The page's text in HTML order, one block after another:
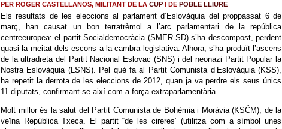
PER ROGER CASTELLANOS, MILITANT DE LA CUP I DE POBLE LLIURE
Els resultats de les eleccions al parlament d’Eslovàquia del proppassat 6 de
març, han causat un bon terratrèmol a l’arc parlamentari de la república
centreeuropea: el partit Socialdemocràcia (SMER-SD) s’ha descompost, perdent
quasi la meitat dels escons a la cambra legislativa. Alhora, s’ha produït l’ascens
de la ultradreta del Partit Nacional Eslovac (SNS) i del neonazi Partit Popular la
Nostra Eslovàquia (LSNS). Pel què fa al Partit Comunista d’Eslovàquia (KSS),
ha repetit la derrota de les eleccions de 2012, quan ja va perdre els seus únics
11 diputats, confirmant-se així com a força extraparlamentària.
Molt millor és la salut del Partit Comunista de Bohèmia i Moràvia (KSČM), de la
veïna República Txeca. El partit “de les cireres” (utilitza com a símbol unes